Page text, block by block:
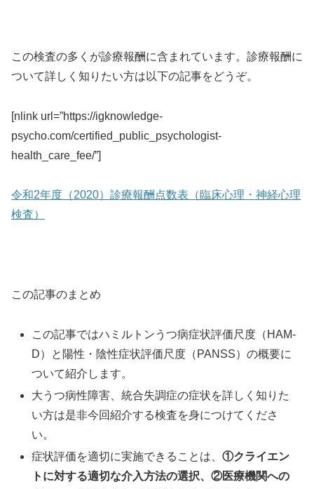
この検査の多くが診療報酬に含まれています。診療報酬に
ついて詳しく知りたい方は以下の記事をどうぞ。
[nlink url=”https://igknowledge-
psycho.com/certified_public_psychologist-
health_care_fee/”]
令和2年度（2020）診療報酬点数表（臨床心理・神経心理
検査）
この記事のまとめ
この記事ではハミルトンうつ病症状評価尺度（HAM-
D）と陽性・陰性症状評価尺度（PANSS）の概要に
ついて紹介します。
大うつ病性障害、統合失調症の症状を詳しく知りた
い方は是非今回紹介する検査を身につけてくださ
い。
症状評価を適切に実施できることは、①クライエン
トに対する適切な介入方法の選択、②医療機関への